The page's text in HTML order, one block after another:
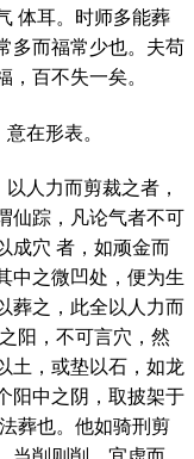
体耳。时师多能葬
多而福常少也。夫苟
百不失一矣。
在形表。
人力而剪裁之者，
仙踪，凡论气者不可
成穴 者，如顽金而
中之微凹处，便为生
葬之，此全以人力而
阳，不可言穴，然
土，或垫以石，如龙
阳中之阴，取披架于
葬也。他如骑刑剪